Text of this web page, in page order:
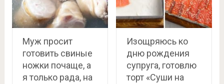
Муж просит
готовить свиные
ножки почаще, а
я только рада, на
Изощряюсь ко
дню рождения
супруга, готовлю
торт «Суши на